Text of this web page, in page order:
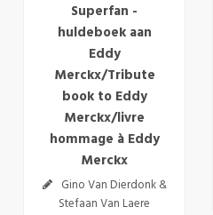
Superfan -
huldeboek aan
Eddy
Merckx/Tribute
book to Eddy
Merckx/livre
hommage à Eddy
Merckx
Gino Van Dierdonk &
Stefaan Van Laere